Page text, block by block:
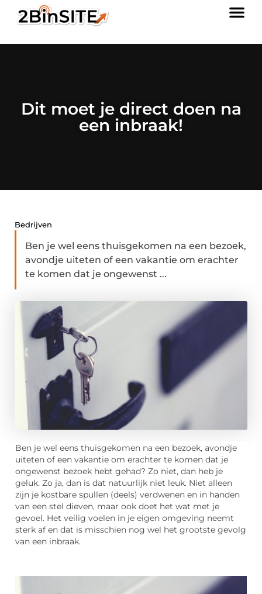
Dit moet je direct doen na
een inbraak!
Bedrijven
Ben je wel eens thuisgekomen na een bezoek,
avondje uiteten of een vakantie om erachter
te komen dat je ongewenst ...
Ben je wel eens thuisgekomen na een bezoek, avondje
uiteten of een vakantie om erachter te komen dat je
ongewenst bezoek hebt gehad? Zo niet, dan heb je
geluk. Zo ja, dan is dat natuurlijk niet leuk. Niet alleen
zijn je kostbare spullen (deels) verdwenen en in handen
van een stel dieven, maar ook doet het wat met je
gevoel. Het veilig voelen in je eigen omgeving neemt
sterk af en dat is misschien nog wel het grootste gevolg
van een inbraak.